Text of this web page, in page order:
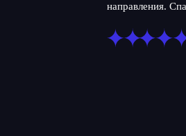
направления.